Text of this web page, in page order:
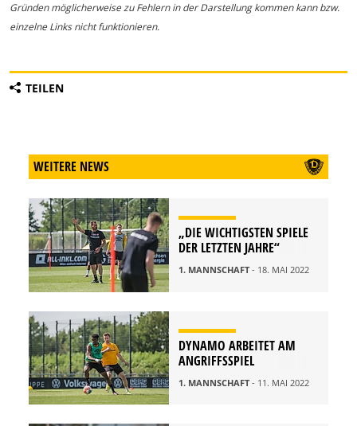
Gründen möglicherweise zu Fehlern in der Darstellung kommen kann bzw.
einzelne Links nicht funktionieren.
TEILEN
WEITERE NEWS
„DIE WICHTIGSTEN SPIELE
DER LETZTEN JAHRE“
1. MANNSCHAFT- 18. MAI 2022
DYNAMO ARBEITET AM
ANGRIFFSSPIEL
1. MANNSCHAFT- 11. MAI 2022